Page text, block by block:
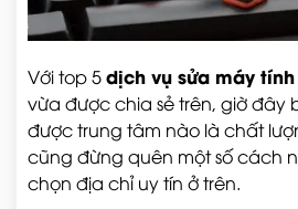
Với top 5dịch vụ sửa máy
vừa được chia sẻ trên, giờ đây
được trung tâm nào là chất
cũng đừng quên một số cách
chọn địa chỉ uy tín ở trên.